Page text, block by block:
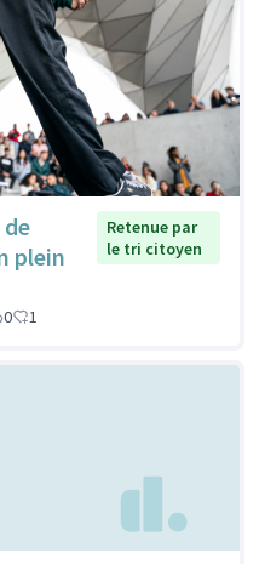
de
plein
Retenue par
le tri citoyen
0 1